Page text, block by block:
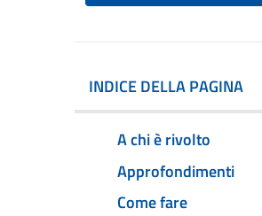
INDICE DELLA PAGINA
A chi è rivolto
Approfondimenti
Come fare